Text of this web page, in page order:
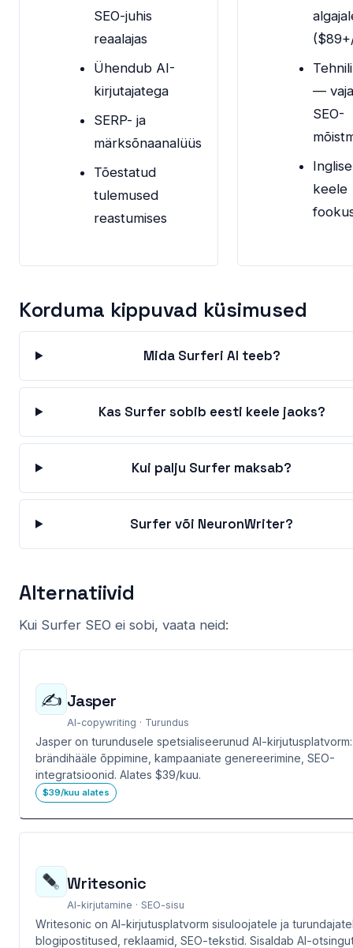
SEO-juhis
reaalajas
Ühendub AI-
kirjutajatega
SERP- ja
märksõnaanalüüs
Tõestatud
tulemused
reastumises
—
SEO-
Inglise
keele
Korduma kippuvad küsimused
Mida Surferi AI teeb?
Kas Surfer sobib eesti keele jaoks?
Kui palju Surfer maksab?
Surfer või NeuronWriter?
Alternatiivid
Kui Surfer SEO ei sobi, vaata neid:
✍️ Jasper
AI-copywriting · Turundus
Jasper on turundusele spetsialiseerunud AI-kirjutusplatvorm:
brändihääle õppimine, kampaaniate genereerimine, SEO-
integratsioonid. Alates $39/kuu.
$39/kuu alates
Writesonic
AI-kirjutamine · SEO-sisu
Writesonic on AI-kirjutusplatvorm sisuloojatele ja
blogipostitused, reklaamid, SEO-tekstid. Sisaldab AI-